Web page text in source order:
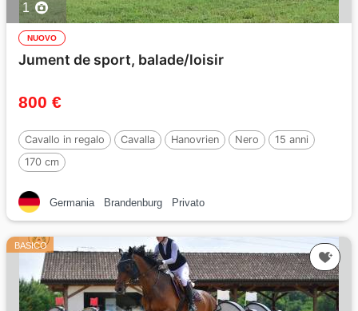
1
NUOVO
Jument de sport, balade/loisir
800 €
Cavallo in regalo Cavalla Hanovrien Nero
15 anni
170 cm
Germania Brandenburg Privato
BASICO